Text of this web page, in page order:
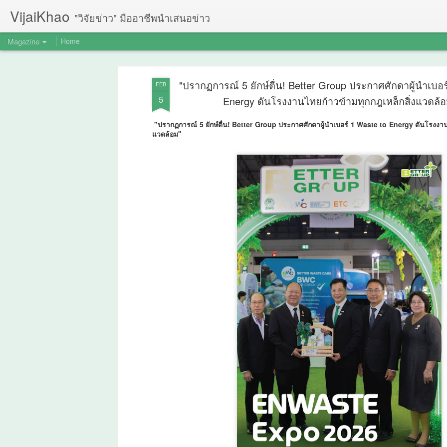
FEB
5
"ปรากฏการณ์ 5 ยักษ์ตื่น! Better Group ประกาศศักดาผู้นำเบอ
Energy ดันโรงงานไทยก้าวข้ามทุกกฎเหล็กสิ่งแวดล้
"ปรากฏการณ์ 5 ยักษ์ตื่น! Better Group ประกาศศักดาผู้นำเบอร์ 1 Waste to Energy ดันโรงงา
แวดล้อม"
VijaiKhao "วิจัยข่าว" มืออาชีพนำเสนอข่าว
Magazine Home
7
วว. ชูนวัต
เจริญเติบ
หอม แก้ปั
รายได้เกษ
วว. ชูนวัตกรรม “สารควบคุ
แก้ปัญหาต้นหักโค่นจากลมพ
เกษตรกรไทย 20–25%
กระทรวงการอุดมศึกษา วิทย
ศูนย์เชี่ยวชาญนวัตกรรมเกษ
เทคโนโลยีแห่งประเทศไทย
สำนักงานพัฒนาการวิจัยการ
ประสบผลสำเร็จในการประ
เติบโตของพืช" เสริมแกร่งเ
ใหม่ ลดความเสี่ยงจากสภา
สินค้าเกษตรไทยสู่ตลาดคุณภ
1.ปลดล็อกความเสี่ยงพายุฤ
นำสารพาโคลบิวทราโซล
ของลำต้น โดยใช้กับต้นกล้ว
140 ซม.